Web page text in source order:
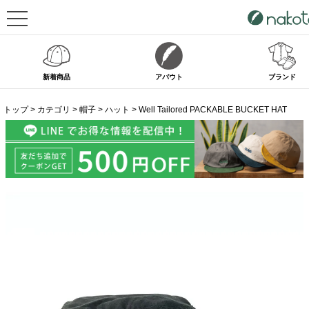
新着商品 アバウト ブランド
トップ カテゴリ 帽子 ハット Well Tailored PACKABLE BUCKET HAT